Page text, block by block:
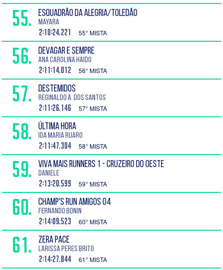
55. ESQUADRÃO DA ALEGRIA/TOLEDÃO
Mayara
2:10:24.221 55° MISTA
56. DEVAGAR E SEMPRE
Ana Carolina Haido
2:11:14.012 56° MISTA
57. DESTEMIDOS
Reginaldo A. dos Santos
2:11:26.146 57° MISTA
58. ÚLTIMA HORA
Ida Maria Ruaro
2:11:47.304 58° MISTA
59. VIVA MAIS RUNNERS 1 - CRUZEIRO DO OESTE
Daniele
2:13:20.599 59° MISTA
60. CHAMP'S RUN AMIGOS 04
Fernando Bonin
2:14:09.523 60° MISTA
61. ZERA PACE
Larissa Peres Brito
2:14:27.844 61° MISTA